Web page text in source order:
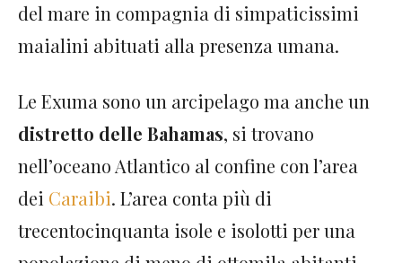
del mare in compagnia di simpaticissimi
maialini abituati alla presenza umana.
Le Exuma sono un arcipelago ma anche un
distretto delle Bahamas, si trovano
nell’oceano Atlantico al confine con l’area
dei Caraibi. L’area conta più di
trecentocinquanta isole e isolotti per una